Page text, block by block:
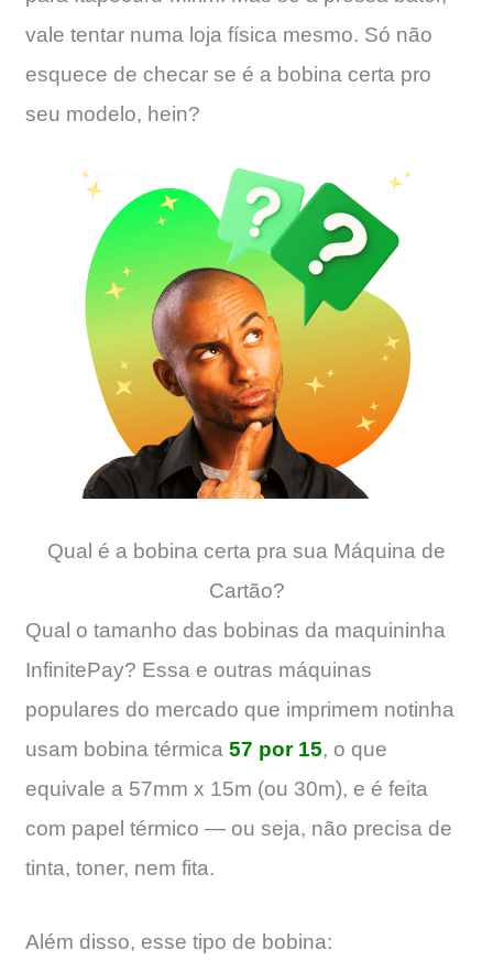
vale tentar numa loja física mesmo. Só não
esquece de checar se é a bobina certa pro
seu modelo, hein?
Qual é a bobina certa pra sua Máquina de
Cartão?
Qual o tamanho das bobinas da maquininha
InfinitePay? Essa e outras máquinas
populares do mercado que imprimem notinha
usam bobina térmica 57 por 15, o que
equivale a 57mm x 15m (ou 30m), e é feita
com papel térmico — ou seja, não precisa de
tinta, toner, nem fita.
Além disso, esse tipo de bobina: